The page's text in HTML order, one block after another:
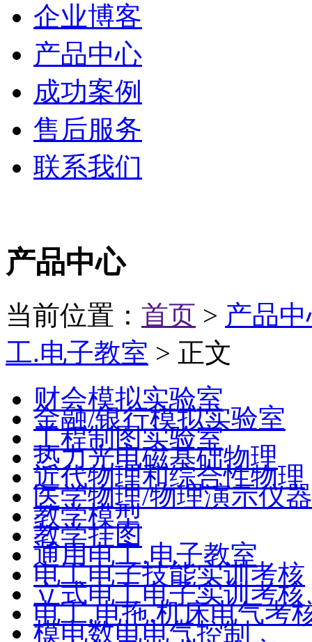
企业博客
产品中心
成功案例
售后服务
联系我们
产品中心
当前位置： 首页 > 产品
工.电子教室 > 正文
财会模拟实验室
金融/银行模拟实验室
工程制图实验室
热力光电磁基础物理
近代物理和综合性物理
医学物理/物理演示仪器
教学模型
教学挂图
通用电工.电子教室
电工电子技能实训考核
立式电工电子实训考核
电工.电拖.机床电气考
模电数电电气控制